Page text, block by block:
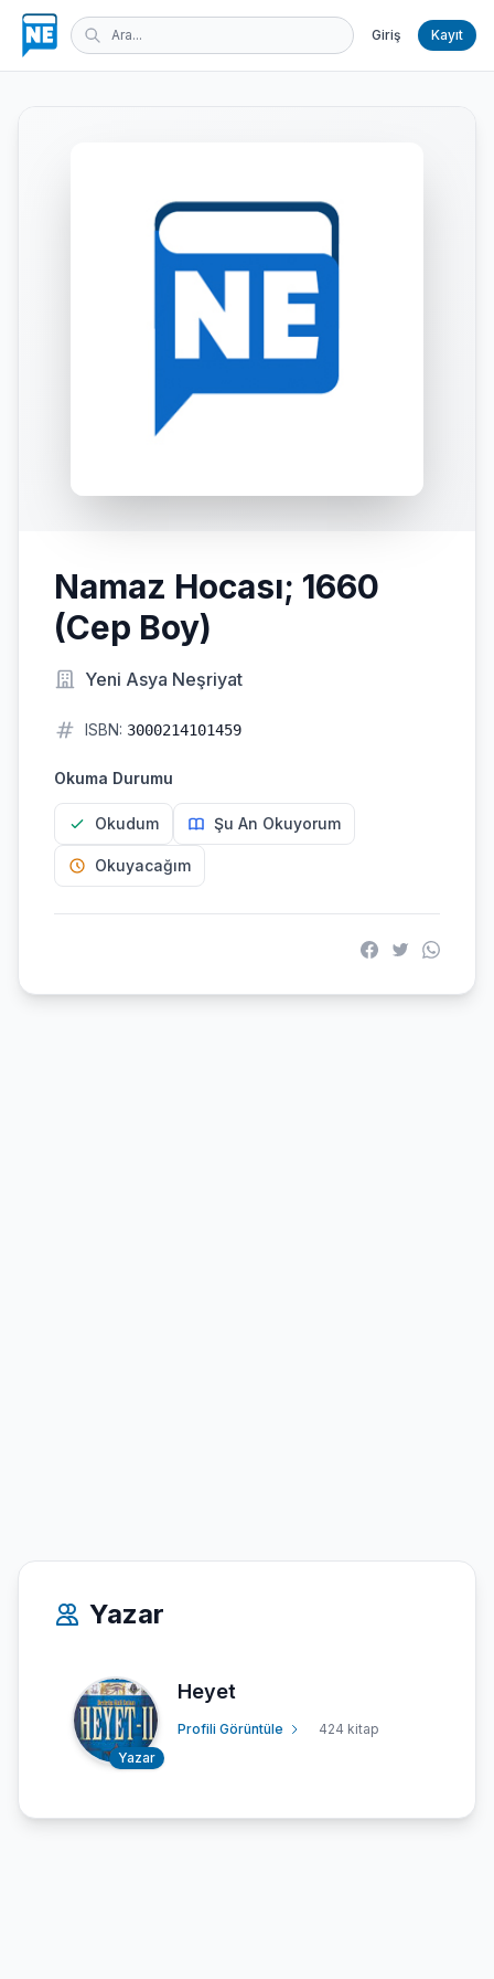
Giriş Kayıt
Namaz Hocası; 1660
(Cep Boy)
Yeni Asya Neşriyat
ISBN: 3000214101459
Okuma Durumu
Okudum Şu An Okuyorum
Okuyacağım
Yazar
Yazar
Heyet
Profili Görüntüle 424 kitap